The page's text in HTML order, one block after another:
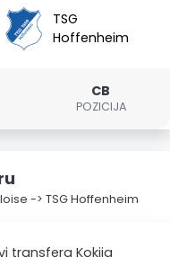
TSG
Hoffenheim
CB
POZICIJA
-> TSG Hoffenheim
transfera Kokija